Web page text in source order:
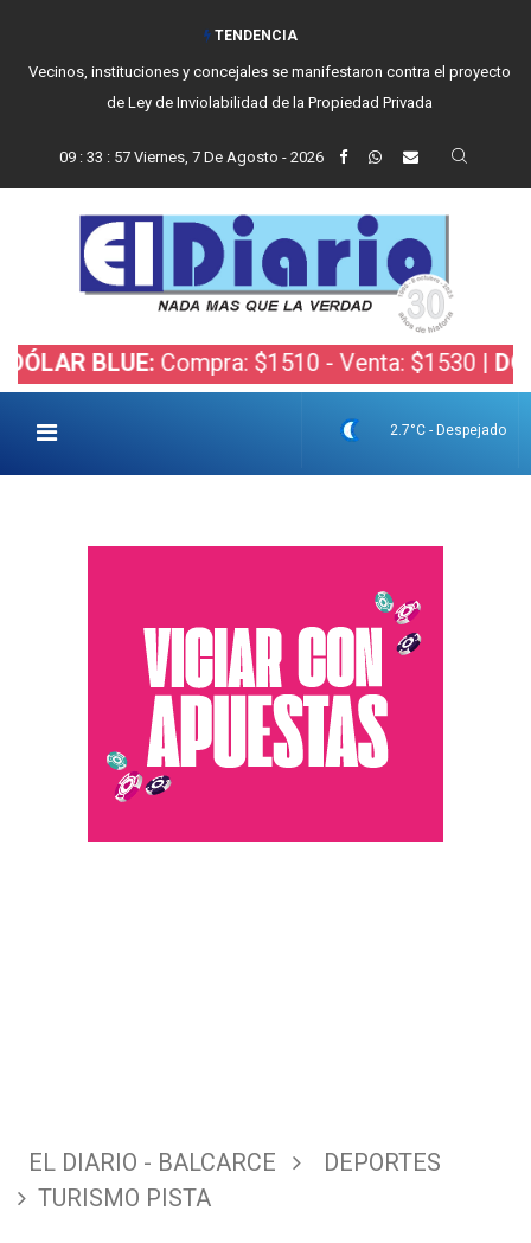
TENDENCIA
Vecinos, instituciones y concejales se manifestaron contra el proyecto
de Ley de Inviolabilidad de la Propiedad Privada
09: 33 : 58 Viernes, 7 De Agosto - 2026
BLUE:Compra: $1510 - Venta: $1530 |DÓLAR
2.7°C - Despejado
EL DIARIO - BALCARCE
DEPORTES
TURISMO PISTA